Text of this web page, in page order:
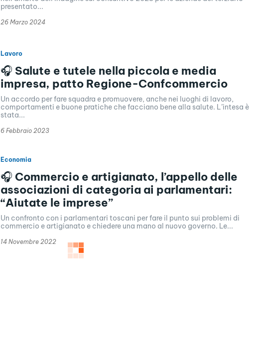
presentato...
26 Marzo 2024
Lavoro
🎧 Salute e tutele nella piccola e media
impresa, patto Regione-Confcommercio
Un accordo per fare squadra e promuovere, anche nei luoghi di lavoro,
comportamenti e buone pratiche che facciano bene alla salute. L’intesa è
stata...
6 Febbraio 2023
Economia
🎧 Commercio e artigianato, l’appello delle
associazioni di categoria ai parlamentari:
“Aiutate le imprese”
Un confronto con i parlamentari toscani per fare il punto sui problemi di
commercio e artigianato e chiedere una mano al nuovo governo. Le...
14 Novembre 2022